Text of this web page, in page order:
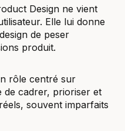
Design ne vient
Elle lui donne
de peser
produit.
rôle centré sur
de cadrer, prioriser et
souvent imparfaits